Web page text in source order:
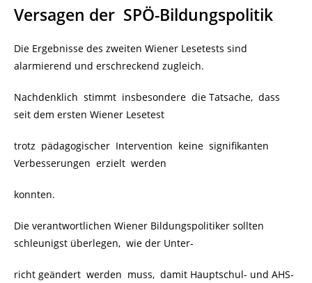
Versagen der SPÖ-Bildungspolitik
Die Ergebnisse des zweiten Wiener Lesetests sind
alarmierend und erschreckend zugleich.
Nachdenklich stimmt insbesondere die Tatsache, dass
seit dem ersten Wiener Lesetest
trotz pädagogischer Intervention keine signifikanten
Verbesserungen erzielt werden
konnten.
Die verantwortlichen Wiener Bildungspolitiker sollten
schleunigst überlegen, wie der Unter-
richt geändert werden muss, damit Hauptschul- und AHS-